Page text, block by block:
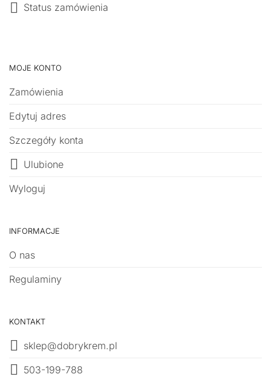
Status zamówienia
MOJE KONTO
Zamówienia
Edytuj adres
Szczegóły konta
Ulubione
Wyloguj
INFORMACJE
O nas
Regulaminy
KONTAKT
sklep@dobrykrem.pl
503-199-788